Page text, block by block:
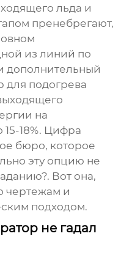
льда и
пренебрегают,
из линий по
дополнительный
для подогрева
на
18%. Цифра
бюро, которое
эту опцию не
Вот она,
чертежам и
подходом.
не гадал